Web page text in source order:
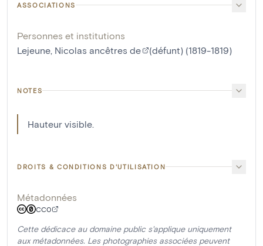
ASSOCIATIONS
Personnes et institutions
Lejeune, Nicolas ancêtres de
(défunt) (1819-1819)
NOTES
Hauteur visible.
DROITS & CONDITIONS D'UTILISATION
Métadonnées
CC0
Cette dédicace au domaine public s'applique uniquement
aux métadonnées. Les photographies associées peuvent